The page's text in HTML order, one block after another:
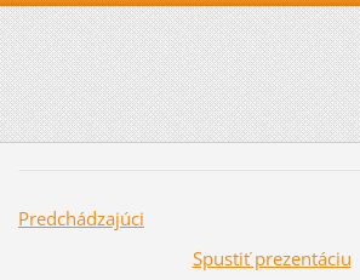
Predchádzajúci
Spustiť prezentáciu